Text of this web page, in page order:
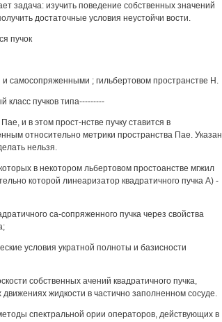
задача: изучить поведение собственных значений
достаточные условия неустойчи вости.
пучок
самосопряженными ; гильбертовом пространстве Н.
класс пучков типа---------
и в этом прост-нстве пучку ставится в
относительно метрики пространства Пае. Указан
нельзя.
в некотором льбертовом простоанстве мгжил
которой линеаризатор квадратичного пучка А) -
са-сопряженного пучка через свойства
условия укратной полноты и базисности
собственных ачений квадратичного пучка,
жидкости в частично заполненном сосуде.
спектральной ории операторов, действующих в